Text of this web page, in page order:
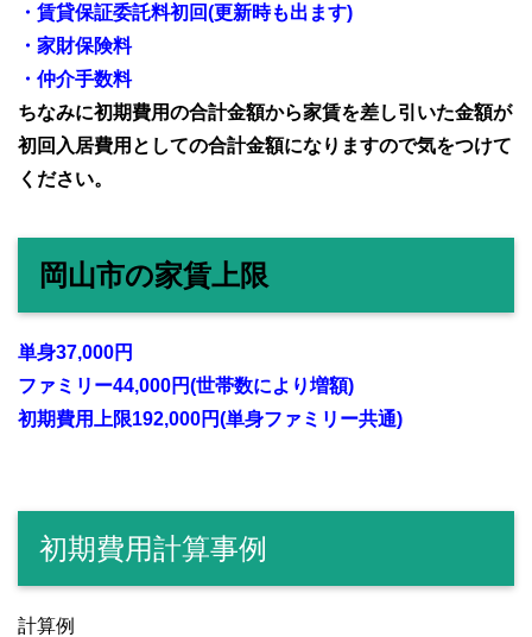
・賃貸保証委託料初回(更新時も出ます)
・家財保険料
・仲介手数料
ちなみに初期費用の合計金額から家賃を差し引いた金額が
初回入居費用としての合計金額になりますので気をつけて
ください。
岡山市の家賃上限
単身37,000円
ファミリー44,000円(世帯数により増額)
初期費用上限192,000円(単身ファミリー共通)
初期費用計算事例
計算例